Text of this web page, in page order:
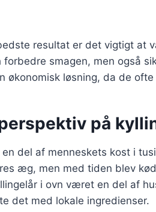
resultat er det vigtigt at
forbedre smagen, men også
økonomisk løsning, da de
på
del af menneskets kost i
æg, men med tiden blev
i ovn været en del af
det med lokale ingredienser.